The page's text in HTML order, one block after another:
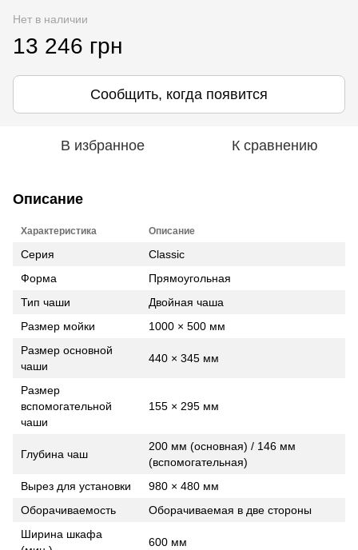
Нет в наличии
13 246 грн
Сообщить, когда появится
В избранное К сравнению
Описание
Характеристика Описание
Серия
Classic
Форма
Прямоугольная
Тип чаши
Двойная чаша
Размер мойки
1000 × 500 мм
Размер основной
чаши
440 × 345 мм
Размер
вспомогательной
чаши
155 × 295 мм
Глубина чаш
200 мм (основная) / 146 мм
(вспомогательная)
Вырез для установки
980 × 480 мм
Оборачиваемость
Оборачиваемая в две стороны
Ширина шкафа
600 мм